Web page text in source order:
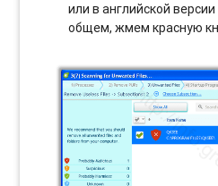
или в английской
общем, жмем красную